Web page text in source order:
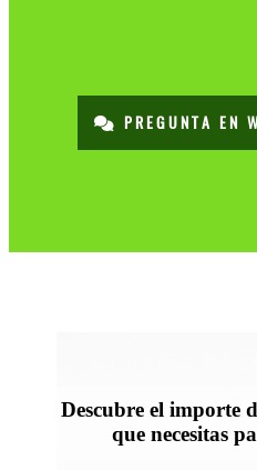
PREGUNTA EN
Descubre el importe
que necesitas